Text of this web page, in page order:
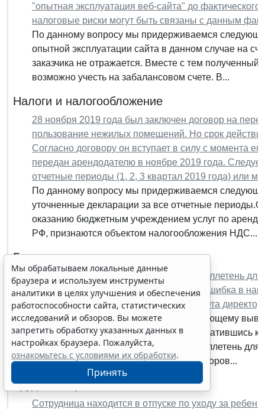
"опытная эксплуатация веб-сайта" до
налоговые риски могут быть связаны с данным
По данному вопросу мы придерживаемся
опытной эксплуатации сайта в данном случае на
заказчика не отражается. Вместе с тем
возможно учесть на забалансовом счете. В...
Налоги и налогообложение
28 ноября 2019 года был заключен договор на
пользование нежилых помещений. Но срок
Согласно договору он вступает в силу с момента
передан арендодателю в ноябре 2019 года.
отчетные периоды (1, 2, 3 квартал 2019 года) или
По данному вопросу мы придерживаемся
уточненные декларации за все отчетные
оказанию бюджетным учреждением услуг по
РФ, признаются объектом налогообложения НДС...
Гражданское право
Члену совета директоров направлен бюллетень
директоров. В бюллетене обнаружена ошибка в
должен делать в таком случае член совета
Рассмотрев вопрос, мы пришли к следующему
попробовать урегулировать вопрос, обратившись
не будет разрешен таким образом, а бюллетень для
итогов голосования, член совета директоров...
Трудовое право
Сотрудница находится в отпуске по уходу за
Мы обрабатываем локальные данные
браузера и используем инструменты
аналитики в целях улучшения и обеспечения
работоспособности сайта, статистических
исследований и обзоров. Вы можете
запретить обработку указанных данных в
настройках браузера. Пожалуйста,
ознакомьтесь с условиями их обработки.
Принять